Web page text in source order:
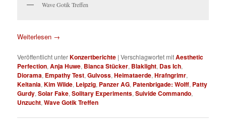
Wave Gotik Treffen
Weiterlesen →
Veröffentlicht unterKonzertberichte |Verschlagwortet mitAesthetic
Perfection,Anja Huwe, Bianca Stücker, Blaklight, Das Ich,
Diorama, Empathy Test,Gulvoss,Heimataerde,Hrafngrimr,
Keltania,Kim Wilde, Leipzig, Panzer AG, Patenbrigade: Wolff, Patty
Gurdy,Solar Fake,Solitary Experiments,Suivide Commando,
Unzucht,Wave Gotik Treffen